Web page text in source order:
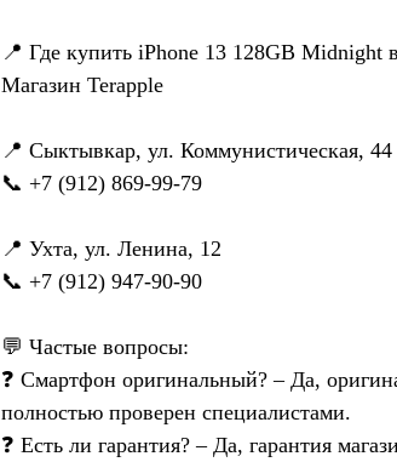
📍 Где купить iPhone 13 128GB Midnight
Магазин Terapple
📍 Сыктывкар, ул. Коммунистическая, 44
📞 +7 (912) 869-99-79
📍 Ухта, ул. Ленина, 12
📞 +7 (912) 947-90-90
💬 Частые вопросы:
❓ Смартфон оригинальный? – Да,
полностью проверен специалистами.
❓ Есть ли гарантия? – Да, гарантия